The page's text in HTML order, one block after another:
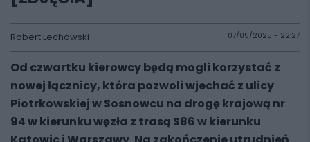
Robert Lechowski 07/05/2025 - 22:27
Od czwartku kierowcy będą mogli korzystać z
nowej łącznicy, która pozwoli wjechać z ulicy
Piotrkowskiej w Sosnowcu na drogę krajową nr
94 w kierunku węzła z trasą S86 w kierunku